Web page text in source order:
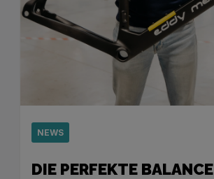
NEWS
DIE PERFEKTE BALANCE